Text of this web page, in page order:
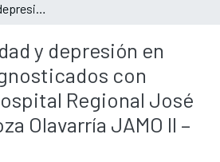
Nivel de ansiedad y depresión en pacientes diagnosticados con cáncer en el Hospital Regional José Alfredo Mendoza Olavarría JAMO II – Tumbes, 2018
y depresión en
con
Regional José
Olavarría JAMO II –